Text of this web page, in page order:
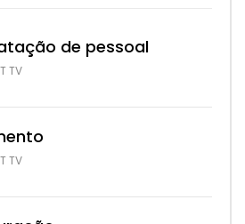
de pessoal
TV
TV